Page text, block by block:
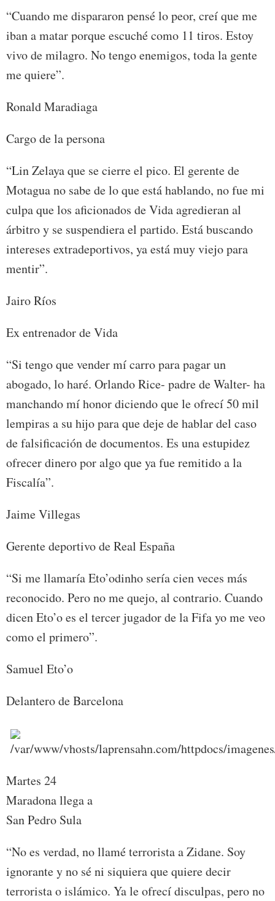
“Cuando me dispararon pensé lo peor, creí que me
iban a matar porque escuché como 11 tiros. Estoy
vivo de milagro. No tengo enemigos, toda la gente
me quiere”.
Ronald Maradiaga
Cargo de la persona
“Lin Zelaya que se cierre el pico. El gerente de
Motagua no sabe de lo que está hablando, no fue mi
culpa que los aficionados de Vida agredieran al
árbitro y se suspendiera el partido. Está buscando
intereses extradeportivos, ya está muy viejo para
mentir”.
Jairo Ríos
Ex entrenador de Vida
“Si tengo que vender mí carro para pagar un
abogado, lo haré. Orlando Rice- padre de Walter- ha
manchando mí honor diciendo que le ofrecí 50 mil
lempiras a su hijo para que deje de hablar del caso
de falsificación de documentos. Es una estupidez
ofrecer dinero por algo que ya fue remitido a la
Fiscalía”.
Jaime Villegas
Gerente deportivo de Real España
“Si me llamaría Eto’odinho sería cien veces más
reconocido. Pero no me quejo, al contrario. Cuando
dicen Eto’o es el tercer jugador de la Fifa yo me veo
como el primero”.
Samuel Eto’o
Delantero de Barcelona
Martes 24
Maradona llega a
San Pedro Sula
“No es verdad, no llamé terrorista a Zidane. Soy
ignorante y no sé ni siquiera que quiere decir
terrorista o islámico. Ya le ofrecí disculpas, pero no